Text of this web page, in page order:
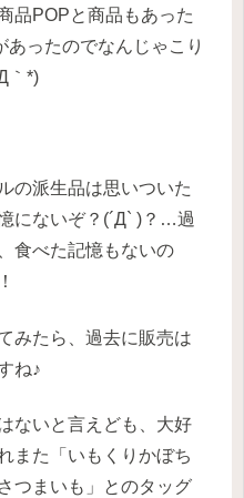
品POPと商品もあった
あったのでなんじゃこり
｀*)
の派生品は思いついた
にないぞ？(´Д` )？…過
食べた記憶もないの
みたら、過去に販売は
ね♪
ないと言えども、大好
また「いもくりかぼち
つまいも」とのタッグ